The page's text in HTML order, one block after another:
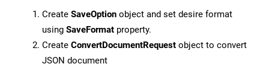
Create SaveOption object and set desire format
using SaveFormat property.
Create ConvertDocumentRequest object to convert
JSON document